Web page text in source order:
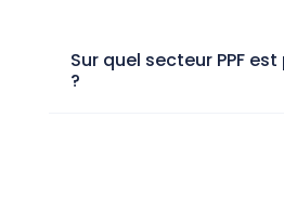
Sur quel secteur PPF
?